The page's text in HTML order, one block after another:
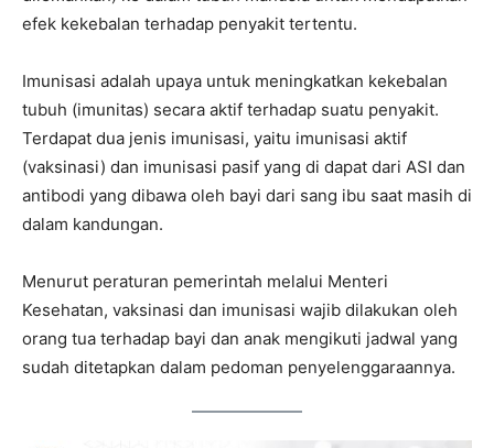
efek kekebalan terhadap penyakit tertentu.
Imunisasi adalah upaya untuk meningkatkan kekebalan
tubuh (imunitas) secara aktif terhadap suatu penyakit.
Terdapat dua jenis imunisasi, yaitu imunisasi aktif
(vaksinasi) dan imunisasi pasif yang di dapat dari ASI dan
antibodi yang dibawa oleh bayi dari sang ibu saat masih di
dalam kandungan.
Menurut peraturan pemerintah melalui Menteri
Kesehatan, vaksinasi dan imunisasi wajib dilakukan oleh
orang tua terhadap bayi dan anak mengikuti jadwal yang
sudah ditetapkan dalam pedoman penyelenggaraannya.